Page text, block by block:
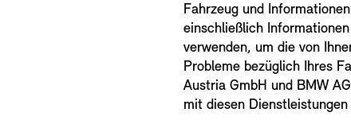
Fahrzeug und
einschließlich
verwenden, um die von
Probleme bezüglich Ihres
Austria GmbH und BMW
mit diesen Dienstleistungen